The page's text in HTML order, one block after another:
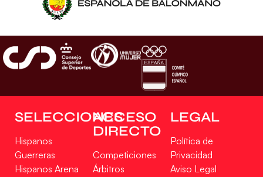
SELECCIONES
Hispanos
Guerreras
Hispanos Arena
ACCESO
DIRECTO
Competiciones
Árbitros
LEGAL
Política de
Privacidad
Aviso Legal